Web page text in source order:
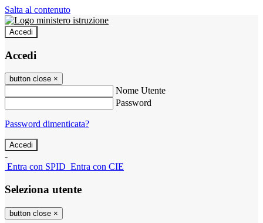
Salta al contenuto
Accedi
Accedi
button close ×
Nome Utente
Password
Password dimenticata?
-
Entra con SPID Entra con CIE
Seleziona utente
button close ×